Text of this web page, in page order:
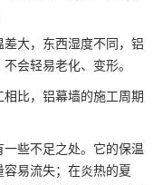
大，东西湿度不同，铝
会轻易老化、变形。
比，铝幕墙的施工周期
些不足之处。它的保温
易流失；在炎热的夏